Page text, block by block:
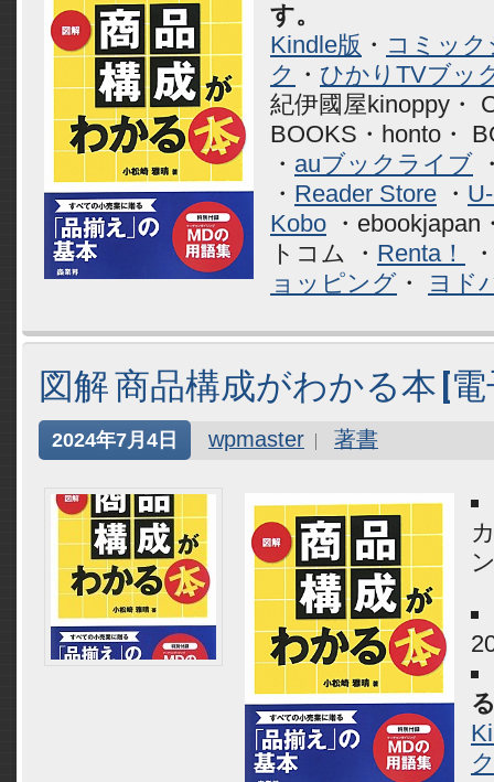
す。
Kindle版 ・ コミッ
ク ・ ひかりTVブッ
紀伊國屋kinoppy・
BOOKS・honto・
・ auブックライブ
・ Reader Store ・
Kobo ・
トコム ・ Renta！
ョッピング ・ ヨド
図解 商品構成がわかる本 [
2024年7月4日 wpmaster 著書